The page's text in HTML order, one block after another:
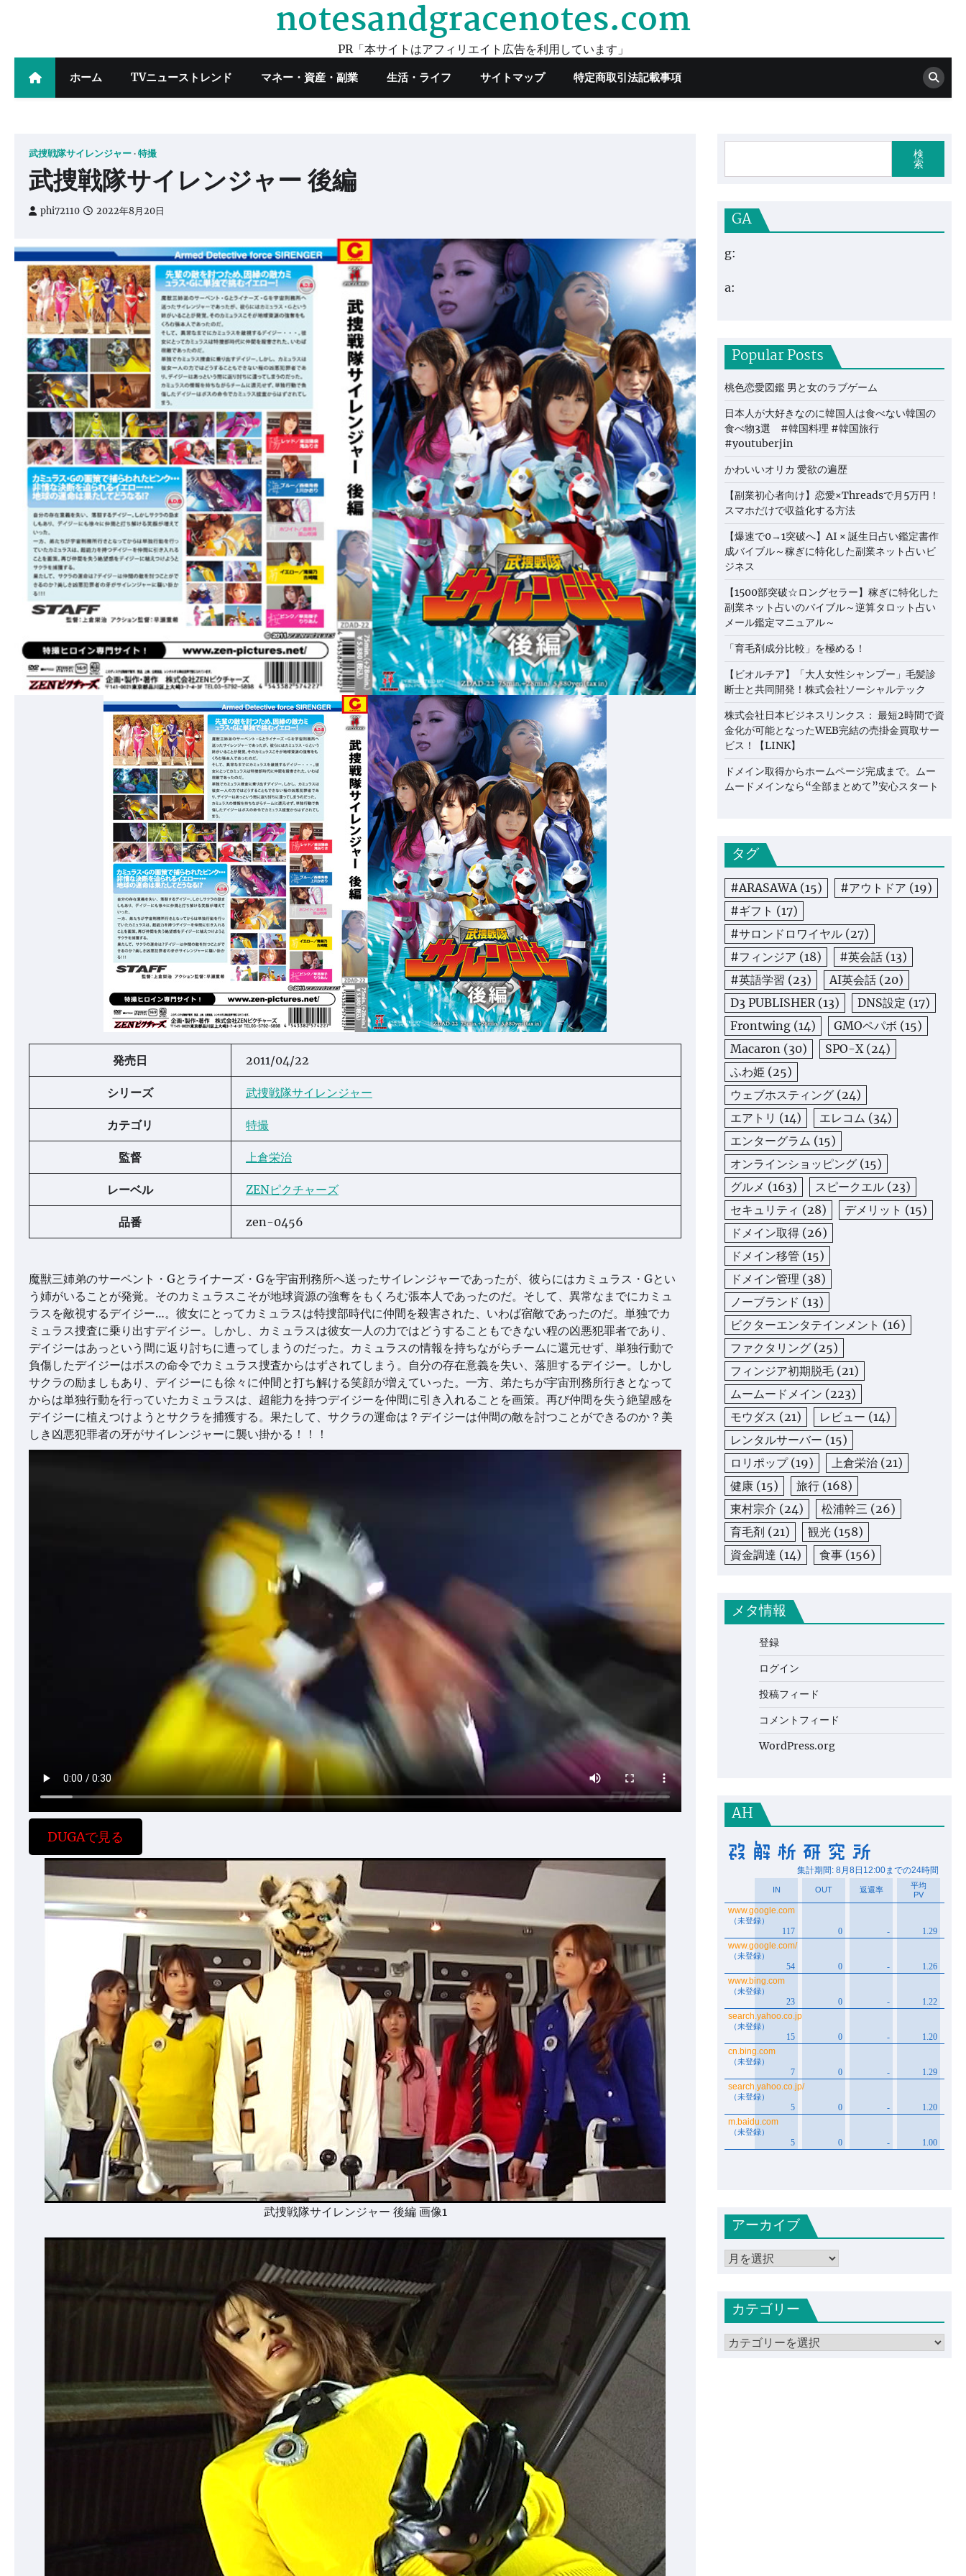
notesandgracenotes.com
PR「本サイトはアフィリエイト広告を利用しています」
ホーム TVニューストレンド マネー・資産・副業 生活・ライフ サイトマップ 特定商取引法記載事項
武捜戦隊サイレンジャー 特撮
武捜戦隊サイレンジャー 後編
phi72110 2022年8月20日
発売日 2011/04/22
シリーズ 武捜戦隊サイレンジャー
カテゴリ 特撮
監督 上倉栄治
レーベル ZENピクチャーズ
品番 zen-0456
魔獣三姉弟のサーペント・Gとライナーズ・Gを宇宙刑務所へ送ったサイレンジャーであったが、彼らにはカミュラス・Gとい
う姉がいることが発覚。そのカミュラスこそが地球資源の強奪をもくろむ張本人であったのだ。そして、異常なまでにカミュ
ラスを敵視するデイジー…。彼女にとってカミュラスは特捜部時代に仲間を殺害された、いわば宿敵であったのだ。単独でカ
ミュラス捜査に乗り出すデイジー。しかし、カミュラスは彼女一人の力ではどうすることもできない程の凶悪犯罪者であり、
デイジーはあっという間に返り討ちに遭ってしまうのだった。カミュラスの情報を持ちながらチームに還元せず、単独行動で
負傷したデイジーはボスの命令でカミュラス捜査からはずされてしまう。自分の存在意義を失い、落胆するデイジー。しかし
サクラの励ましもあり、デイジーにも徐々に仲間と打ち解ける笑顔が増えていった。一方、弟たちが宇宙刑務所行きとなって
からは単独行動を行っていたカミュラスは、超能力を持つデイジーを仲間に引き入れることを画策。再び仲間を失う絶望感を
デイジーに植えつけようとサクラを捕獲する。果たして、サクラの運命は？デイジーは仲間の敵を討つことができるのか？美
しき凶悪犯罪者の牙がサイレンジャーに襲い掛かる！！！
DUGAで見る
武捜戦隊サイレンジャー 後編 画像1
検
索
GA
g:
a:
Popular Posts
桃色恋愛図鑑 男と女のラブゲーム
日本人が大好きなのに韓国人は食べない韓国の
食べ物3選 #韓国料理 #韓国旅行
#youtuberjin
かわいいオリカ 愛欲の遍歴
【副業初心者向け】恋愛×Threadsで月5万円！
スマホだけで収益化する方法
【爆速で0→1突破へ】AI × 誕生日占い鑑定書作
成バイブル～稼ぎに特化した副業ネット占いビ
ジネス
【1500部突破☆ロングセラー】稼ぎに特化した
副業ネット占いのバイブル～逆算タロット占い
メール鑑定マニュアル～
「育毛剤成分比較」を極める！
【ビオルチア】「大人女性シャンプー」毛髪診
断士と共同開発！株式会社ソーシャルテック
株式会社日本ビジネスリンクス： 最短2時間で資
金化が可能となったWEB完結の売掛金買取サー
ビス！【LINK】
ドメイン取得からホームページ完成まで。ムー
ムードメインなら“全部まとめて”安心スタート
タグ
#ARASAWA(15) #アウトドア (19)
#ギフト (17)
#サロンドロワイヤル (27)
#フィンジア (18) #英会話 (13)
#英語学習 (23) AI英会話 (20)
D3 PUBLISHER(13) DNS設定 (17)
Frontwing (14) GMOペパボ (15)
Macaron (30) SPO-X(24)
ふわ姫 (25)
ウェブホスティング (24)
エアトリ (14) エレコム (34)
エンターグラム (15)
オンラインショッピング (15)
グルメ (163) スピークエル (23)
セキュリティ (28) デメリット (15)
ドメイン取得 (26)
ドメイン移管 (15)
ドメイン管理 (38)
ノーブランド (13)
ビクターエンタテインメント (16)
ファクタリング (25)
フィンジア初期脱毛 (21)
ムームードメイン (223)
モウダス (21) レビュー (14)
レンタルサーバー (15)
ロリポップ(19) 上倉栄治 (21)
健康 (15) 旅行 (168)
東村宗介 (24) 松浦幹三 (26)
育毛剤 (21) 観光 (158)
資金調達 (14) 食事 (156)
メタ情報
登録
ログイン
投稿フィード
コメントフィード
WordPress.org
AH
アーカイブ
ア
イ
ブ
カテゴリー
カ